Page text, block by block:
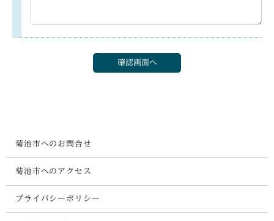
菊池市へのお問合せ
菊池市へのアクセス
プライバシーポリシー